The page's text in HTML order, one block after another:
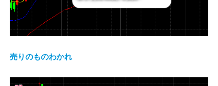
売りのものわかれ